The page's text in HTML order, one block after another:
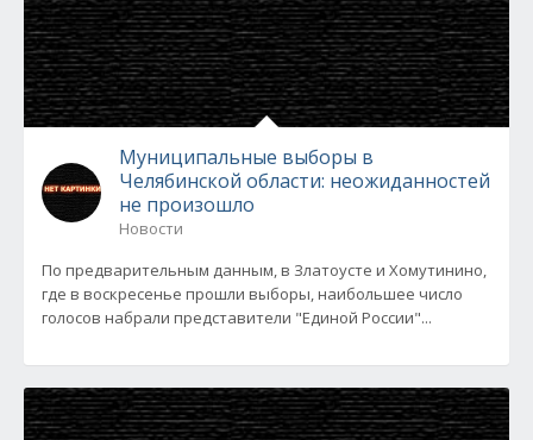
Муниципальные выборы в
Челябинской области: неожиданностей
не произошло
Новости
По предварительным данным, в Златоусте и Хомутинино,
где в воскресенье прошли выборы, наибольшее число
голосов набрали представители "Единой России"...